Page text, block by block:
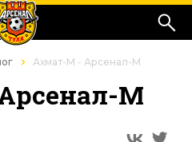
Ахмат-М - Арсенал-М
М